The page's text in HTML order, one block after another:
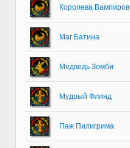
Королева Вампиров
Маг Батина
Медведь Зомби
Мудрый Флинд
Паж Пилигрима